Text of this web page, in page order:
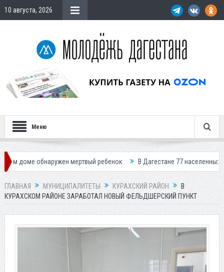
10 августа, 2026
Меню
мертвый ребенок В Дагестане 77 населенных пунктов
ГЛАВНАЯ МУНИЦИПАЛИТЕТЫ КУРАХСКИЙ РАЙОН
В
КУРАХСКОМ РАЙОНЕ ЗАРАБОТАЛ НОВЫЙ ФЕЛЬДШЕРСКИЙ ПУНКТ